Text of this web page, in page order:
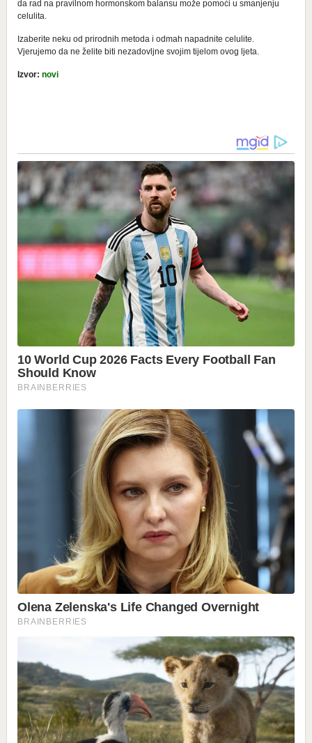
da rad na pravilnom hormonskom balansu može pomoći u smanjenju
celulita.
Izaberite neku od prirodnih metoda i odmah napadnite celulite.
Vjerujemo da ne želite biti nezadovljne svojim tijelom ovog ljeta.
Izvor: novi